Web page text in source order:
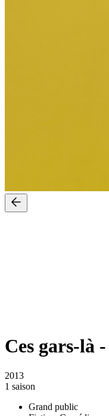
Ces gars-là -
2013
1 saison
Grand public